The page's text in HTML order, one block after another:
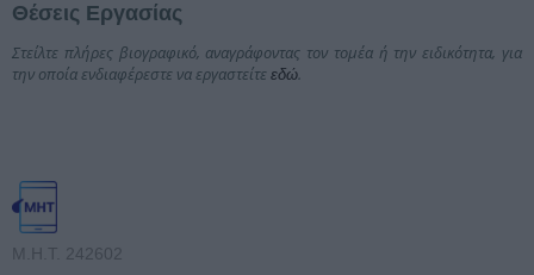
Θέσεις Εργασίας
Στείλτε πλήρες βιογραφικό, αναγράφοντας τον τομέα ή την ειδικότητα, για
την οποία ενδιαφέρεστε να εργαστείτε εδώ.
Μ.Η.Τ. 242602